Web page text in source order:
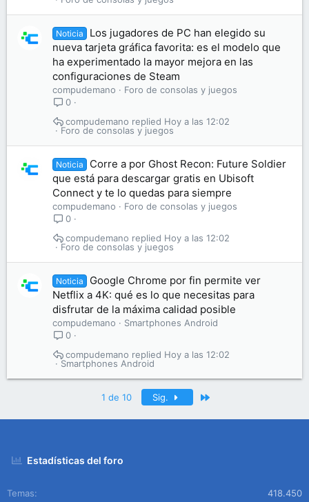
Noticia
Los jugadores de PC han elegido su
nueva tarjeta gráfica favorita: es el modelo que
ha experimentado la mayor mejora en las
configuraciones de Steam
compudemano
Foro de consolas y juegos
0
Foro de consolas y juegos
Hoy a las 12:02
compudemano
Noticia
Corre a por Ghost Recon: Future Soldier
que está para descargar gratis en Ubisoft
Connect y te lo quedas para siempre
compudemano
Foro de consolas y juegos
0
Foro de consolas y juegos
Hoy a las 12:02
compudemano
Noticia
Google Chrome por fin permite ver
Netflix a 4K: qué es lo que necesitas para
disfrutar de la máxima calidad posible
compudemano
Smartphones Android
0
Smartphones Android
Hoy a las 12:02
compudemano
1 de 10 Sig.
Estadísticas del foro
Temas
418.450